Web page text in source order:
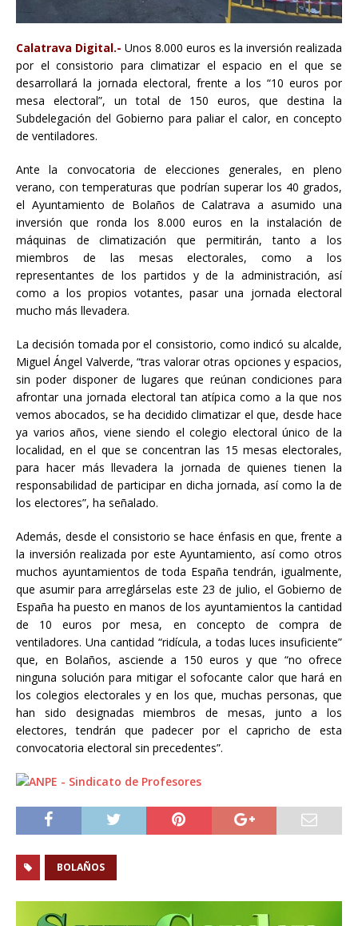
Calatrava Digital.- Unos 8.000 euros es la inversión realizada
por el consistorio para climatizar el espacio en el que se
desarrollará la jornada electoral, frente a los “10 euros por
mesa electoral”, un total de 150 euros, que destina la
Subdelegación del Gobierno para paliar el calor, en concepto
de ventiladores.
Ante la convocatoria de elecciones generales, en pleno
verano, con temperaturas que podrían superar los 40 grados,
el Ayuntamiento de Bolaños de Calatrava a asumido una
inversión que ronda los 8.000 euros en la instalación de
máquinas de climatización que permitirán, tanto a los
miembros de las mesas electorales, como a los
representantes de los partidos y de la administración, así
como a los propios votantes, pasar una jornada electoral
mucho más llevadera.
La decisión tomada por el consistorio, como indicó su alcalde,
Miguel Ángel Valverde, “tras valorar otras opciones y espacios,
sin poder disponer de lugares que reúnan condiciones para
afrontar una jornada electoral tan atípica como a la que nos
vemos abocados, se ha decidido climatizar el que, desde hace
ya varios años, viene siendo el colegio electoral único de la
localidad, en el que se concentran las 15 mesas electorales,
para hacer más llevadera la jornada de quienes tienen la
responsabilidad de participar en dicha jornada, así como la de
los electores”, ha señalado.
Además, desde el consistorio se hace énfasis en que, frente a
la inversión realizada por este Ayuntamiento, así como otros
muchos ayuntamientos de toda España tendrán, igualmente,
que asumir para arreglárselas este 23 de julio, el Gobierno de
España ha puesto en manos de los ayuntamientos la cantidad
de 10 euros por mesa, en concepto de compra de
ventiladores. Una cantidad “ridícula, a todas luces insuficiente”
que, en Bolaños, asciende a 150 euros y que “no ofrece
ninguna solución para mitigar el sofocante calor que hará en
los colegios electorales y en los que, muchas personas, que
han sido designadas miembros de mesas, junto a los
electores, tendrán que padecer por el capricho de esta
convocatoria electoral sin precedentes”.
BOLAÑOS